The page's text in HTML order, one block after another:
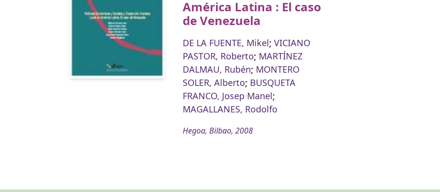
América Latina : El caso
de Venezuela
DE LA FUENTE, Mikel; VICIANO
PASTOR, Roberto; MARTÍNEZ
DALMAU, Rubén; MONTERO
SOLER, Alberto; BUSQUETA
FRANCO, Josep Manel;
MAGALLANES, Rodolfo
Hegoa, Bilbao, 2008